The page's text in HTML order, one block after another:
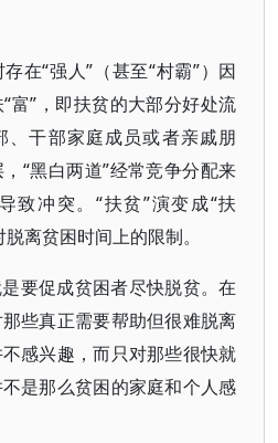
在“强人”（甚至“村霸”）因
富”，即扶贫的大部分好处流
、干部家庭成员或者亲戚朋
“黑白两道”经常竞争分配来
致冲突。“扶贫”演变成“扶
离贫困时间上的限制。
要促成贫困者尽快脱贫。在
些真正需要帮助但很难脱离
感兴趣，而只对那些很快就
是那么贫困的家庭和个人感